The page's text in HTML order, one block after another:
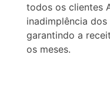
todos os clientes
inadimplência
garantindo a
os meses.